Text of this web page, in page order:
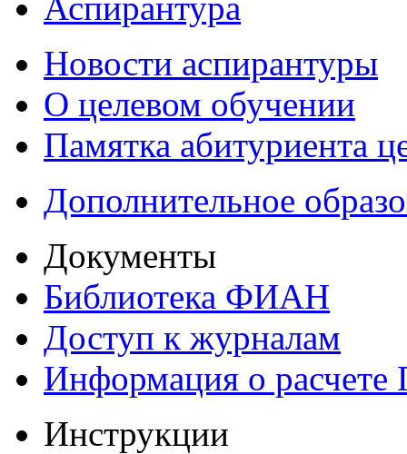
Новости аспирантуры
О целевом обучении
Памятка абитуриента
Дополнительное
Документы
Библиотека ФИАН
Доступ к журналам
Информация о
Инструкции